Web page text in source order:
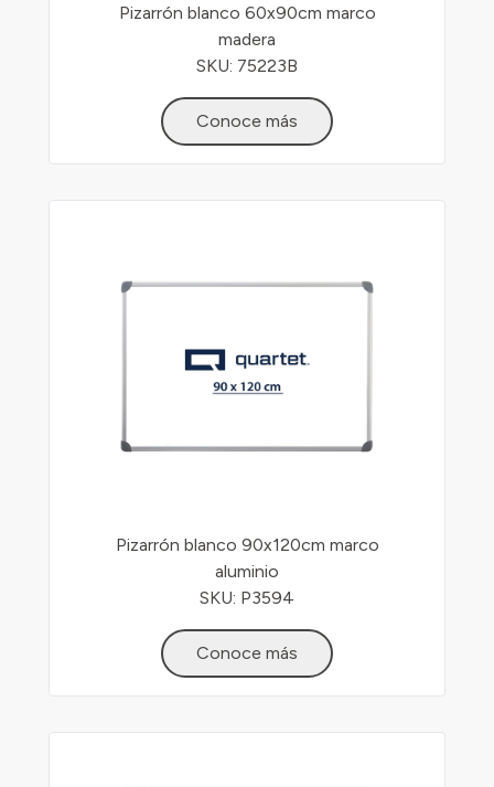
Pizarrón blanco 60x90cm marco
madera
SKU: 75223B
Conoce más
Pizarrón blanco 90x120cm marco
aluminio
SKU: P3594
Conoce más